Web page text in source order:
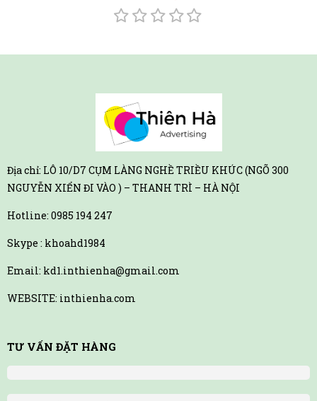
Địa chỉ: LÔ 10/D7 CỤM LÀNG NGHỀ TRIỀU KHÚC (NGÕ 300
NGUYỄN XIỂN ĐI VÀO ) – THANH TRÌ – HÀ NỘI
Hotline: 0985 194 247
Skype : khoahd1984
Email: kd1.inthienha@gmail.com
WEBSITE: inthienha.com
TƯ VẤN ĐẶT HÀNG